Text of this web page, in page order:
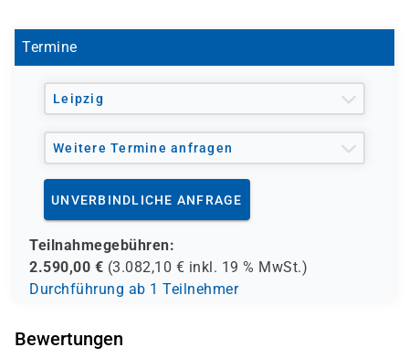
Azure Storage-Technologien -unstrukturiert,
Termine
Leipzig
Weitere Termine anfragen
UNVERBINDLICHE ANFRAGE
Teilnahmegebühren:
2.590,00 € (3.082,10 € inkl. 19 % MwSt.)
Durchführung ab 1 Teilnehmer
Bewertungen